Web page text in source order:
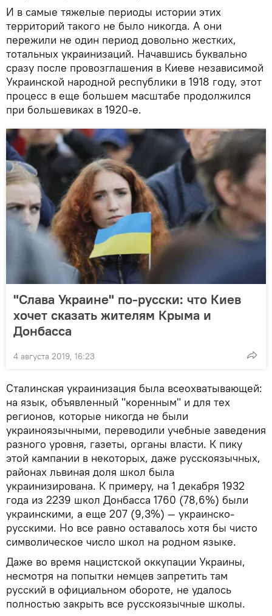
И в самые тяжелые периоды истории этих
территорий такого не было никогда. А они
пережили не один период довольно жестких,
тотальных украинизаций. Начавшись буквально
сразу после провозглашения в Киеве независимой
Украинской народной республики в 1918 году, этот
процесс в еще большем масштабе продолжился
при большевиках в 1920-е.
"Слава Украине" по-русски: что Киев
хочет сказать жителям Крыма и
Донбасса
4 августа 2019, 16:23
Сталинская украинизация была всеохватывающей:
на язык, объявленный "коренным" и для тех
регионов, которые никогда не были
украиноязычными, переводили учебные заведения
разного уровня, газеты, органы власти. К пику
этой кампании в некоторых, даже русскоязычных,
районах львиная доля школ была
украинизирована. К примеру, на 1 декабря 1932
года из 2239 школ Донбасса 1760 (78,6%) были
украинскими, а еще 207 (9,3%) — украинско-
русскими. Но все равно оставалось хотя бы чисто
символическое число школ на родном языке.
Даже во время нацистской оккупации Украины,
несмотря на попытки немцев запретить там
русский в официальном обороте, не удалось
полностью закрыть все русскоязычные школы.